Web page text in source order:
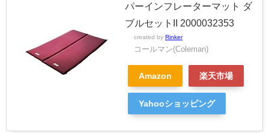
パーインフレーターマット ダ
ブルセットII 2000032353
created by Rinker
コールマン(Coleman)
Amazon 楽天市場
Yahooショッピング